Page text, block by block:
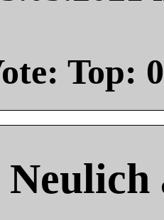
Top: 0
Neulich